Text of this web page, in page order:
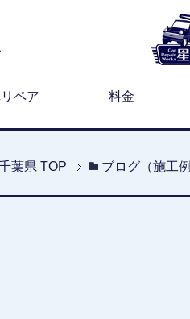
ペア 料金
葉県 TOP ブログ（施工